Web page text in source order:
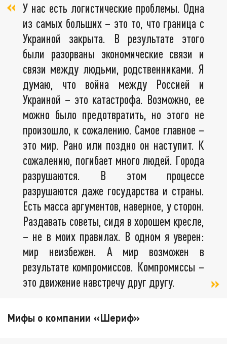
У нас есть логистические проблемы. Одна
из самых больших – это то, что граница с
Украиной закрыта. В результате этого
были разорваны экономические связи и
связи между людьми, родственниками. Я
думаю, что война между Россией и
Украиной – это катастрофа. Возможно, ее
можно было предотвратить, но этого не
произошло, к сожалению. Самое главное –
это мир. Рано или поздно он наступит. К
сожалению, погибает много людей. Города
разрушаются. В этом процессе
разрушаются даже государства и страны.
Есть масса аргументов, наверное, у сторон.
Раздавать советы, сидя в хорошем кресле,
– не в моих правилах. В одном я уверен:
мир неизбежен. А мир возможен в
результате компромиссов. Компромиссы –
это движение навстречу друг другу.
Мифы о компании «Шериф»